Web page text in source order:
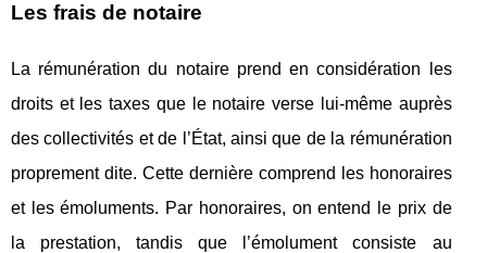
Les frais de notaire
La rémunération du notaire prend en considération les
droits et les taxes que le notaire verse lui-même auprès
des collectivités et de l’État, ainsi que de la rémunération
proprement dite. Cette dernière comprend les honoraires
et les émoluments. Par honoraires, on entend le prix de
la prestation, tandis que l’émolument consiste au